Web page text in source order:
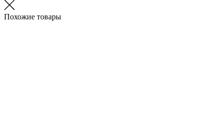
Похожие товары